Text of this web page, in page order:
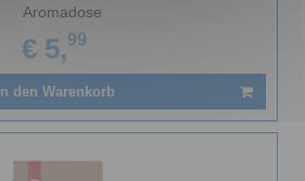
Aromadose
€ 5,99
In den Warenkorb